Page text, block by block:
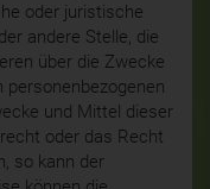
oder juristische
andere Stelle, die
über die Zwecke
personenbezogenen
und Mittel dieser
oder das Recht
so kann der